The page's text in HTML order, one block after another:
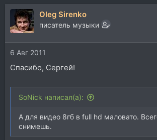
а
ц
и
и
:
Oleg Sirenko
писатель музыки
6 Авг 2011
Спасибо, Сергей!
SoNick написал(а):
А для видео 8гб в full hd маловато.
снимешь.